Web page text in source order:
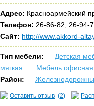
Адрес: Красноармейский
Телефон: 26-86-82, 26-94-
Сайт: http://www.akkord-
Тип мебели: Детская
мягкая
Мебель офисная
Район:
Оставить отзыв (2)